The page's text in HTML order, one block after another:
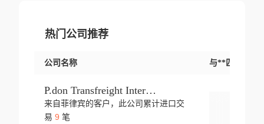
热门公司推荐
公司名称 与**匹配交易
P.don Transfreight International
来自菲律宾的客户，此公司累计进口交
易 9 笔